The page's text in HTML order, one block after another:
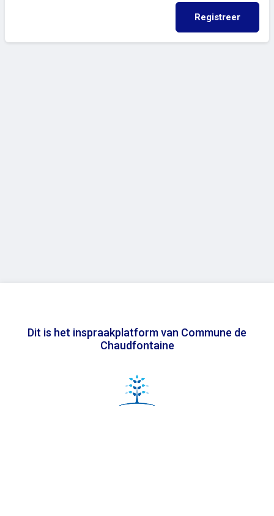
Registreer
Dit is het inspraakplatform van Commune de
Chaudfontaine